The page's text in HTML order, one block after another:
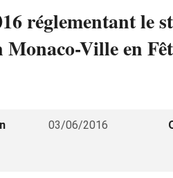
réglementant le
Ville en
03/06/2016